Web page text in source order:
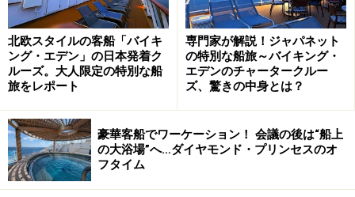
サン・プリンセス～設備＜食事＞＜施設＞
＜サービス＞
■食事
改装し新しくなった”海寿司”
北欧スタイルの客船「バイキ
ング・エデン」の日本発着ク
ルーズ。大人限定の特別な船
旅をレポート
専門家が解説！ジャパネット
の特別な船旅～バイキング・
エデンのチャータークルー
ズ、驚きの中身とは？
豪華客船でワーケーション！ 会議の後は“船上
の大浴場”へ…ダイヤモンド・プリンセスのオ
フタイム